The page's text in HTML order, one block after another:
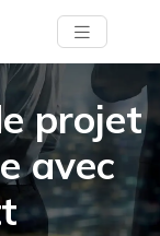
projet
avec